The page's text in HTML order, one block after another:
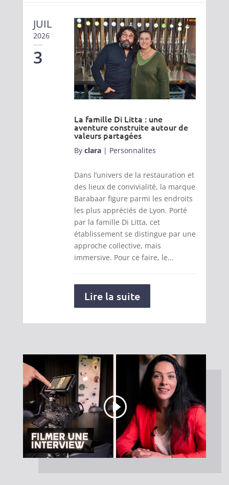
JUIL
2026
3
La famille Di Litta : une
aventure construite autour de
valeurs partagées
By clara| Personnalites
Dans l’univers de la restauration et
des lieux de convivialité, la marque
Barabaar figure parmi les endroits
les plus appréciés de Lyon. Porté
par la famille Di Litta, cet
établissement se distingue par une
approche collective, mais
immersive. Pour ce faire, le...
Lire la suite